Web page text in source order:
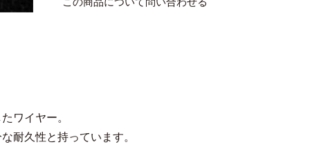
この商品について問い合わせる
ワイヤー。
耐久性と持っています。